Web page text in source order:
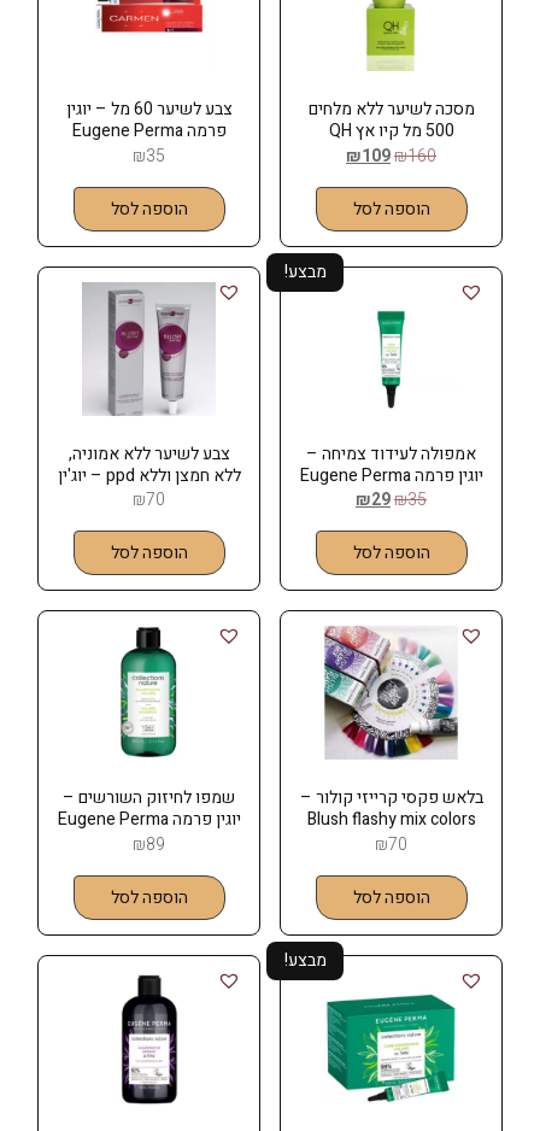
מסכה לשיער ללא מלחים
500 מל קיו אץ QH
₪160
₪109
הוספה לסל
צבע לשיער 60 מל – יוגין
פרמה Eugene Perma
₪35
הוספה לסל
מבצע!
אמפולה לעידוד צמיחה –
יוגין פרמה Eugene Perma
₪35
₪29
הוספה לסל
צבע לשיער ללא אמוניה,
ללא חמצן וללא ppd – יוג'ין
₪70
הוספה לסל
בלאש פקסי קרייזי קולור –
Blush flashy mix colors
₪70
הוספה לסל
שמפו לחיזוק השורשים –
יוגין פרמה Eugene Perma
₪89
הוספה לסל
מבצע!